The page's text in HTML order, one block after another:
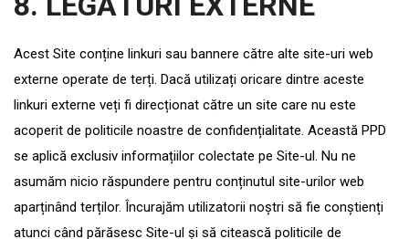
Acest Site conține linkuri sau bannere către alte site-uri web
externe operate de terți. Dacă utilizați oricare dintre aceste
linkuri externe veți fi direcționat către un site care nu este
acoperit de politicile noastre de confidențialitate. Această PPD
se aplică exclusiv informațiilor colectate pe Site-ul. Nu ne
asumăm nicio răspundere pentru conținutul site-urilor web
aparținând terților. Încurajăm utilizatorii noștri să fie conștienți
atunci când părăsesc Site-ul și să citească politicile de